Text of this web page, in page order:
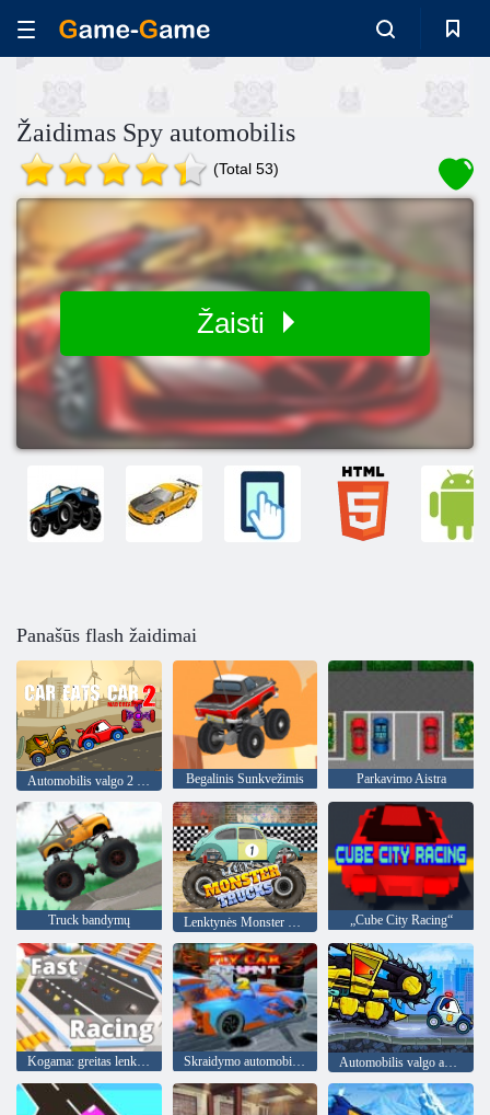
Žaidimas Spy automobilis
(Total 53)
Žaisti
Panašūs flash žaidimai
Automobilis valgo 2 automobilį Begalinis Sunkvežimis Parkavimo Aistra
Truck bandymų „Cube City Racing“
Kogama: greitas lenktynės Skraidymo automobilio kaskadininkas 2 Automobilis valgo automobilį 4